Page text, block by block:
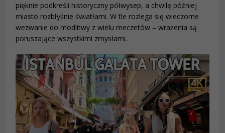
pięknie podkreśli historyczny półwysep, a chwilę później
miasto rozbłyśnie światłami. W tle rozlega się wieczorne
wezwanie do modlitwy z wielu meczetów – wrażenia są
poruszające wszystkimi zmysłami.